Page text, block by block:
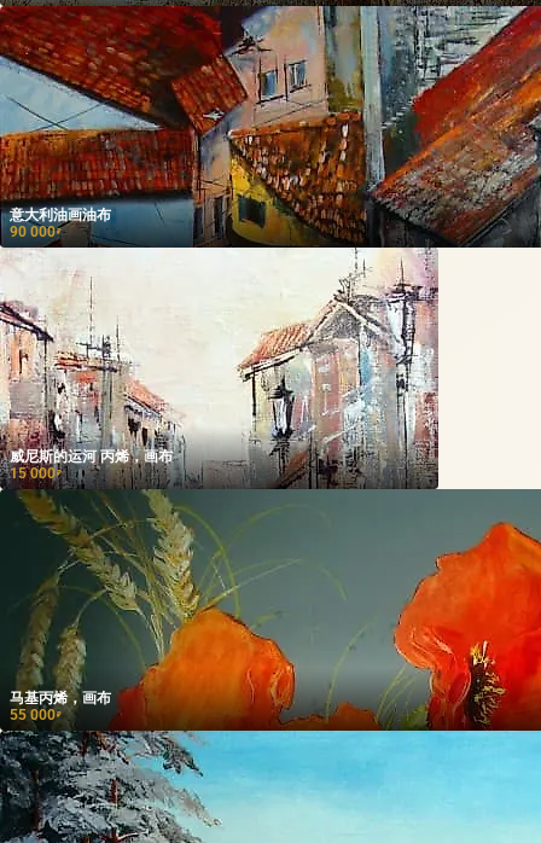
意大利油画油布
90 000₽
威尼斯的运河 丙烯，画布
15 000₽
马基丙烯，画布
55 000₽